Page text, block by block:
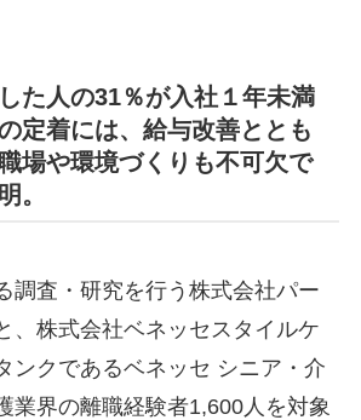
た人の31％が入社１年未満
定着には、給与改善ととも
場や環境づくりも不可欠で
。
調査・研究を行う株式会社パー
、株式会社ベネッセスタイルケ
ンクであるベネッセ シニア・介
業界の離職経験者1,600人を対象